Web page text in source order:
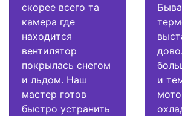
скорее всего та
камера где
находится
вентилятор
покрылась снегом
и льдом. Наш
мастер готов
быстро устранить
и